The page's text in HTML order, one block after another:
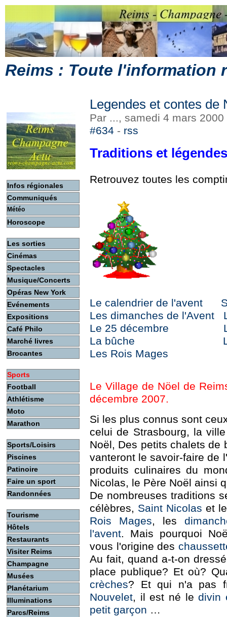
Reims : Toute l'information
Infos régionales
Communiqués
Météo
Horoscope
Les sorties
Cinémas
Spectacles
Musique/Concerts
Opéras New York
Evénements
Expositions
Café Philo
Marché livres
Brocantes
Sports
Football
Athlétisme
Moto
Marathon
Sports/Loisirs
Piscines
Patinoire
Faire un sport
Randonnées
Tourisme
Hôtels
Restaurants
Visiter Reims
Champagne
Musées
Planétarium
Illuminations
Parcs/Reims
Legendes et contes de
Par ..., samedi 4 mars
#634 - rss
Traditions et
Retrouvez toutes les
Le calendrier de l'avent
Les dimanches de l'Avent
Le 25 décembre
La bûche
Les Rois Mages
Le Village de Nöel de
décembre 2007.
Si les plus connus sont
celui de Strasbourg, la
Noël, Des petits chalets de
vanteront le savoir-faire de
produits culinaires du
Nicolas, le Père Noël ainsi
De nombreuses traditions
célèbres, Saint Nicolas et
Rois Mages, les
l'avent. Mais pourquoi
vous l'origine des
Au fait, quand a-t-on
place publique? Et où?
crèches? Et qui n'a pas
Nouvelet, il est né ledivin
petit garçon …